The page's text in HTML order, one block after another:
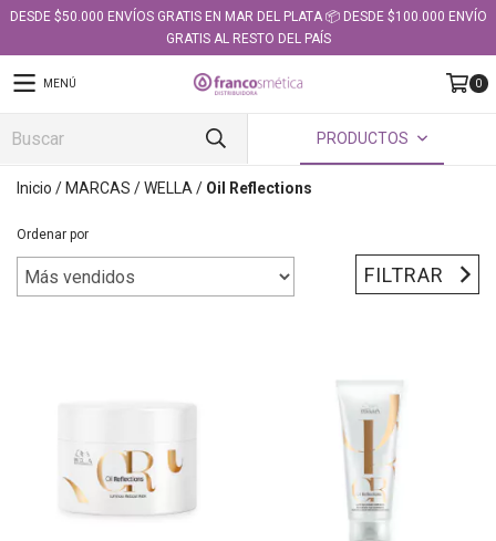
DESDE $50.000 ENVÍOS GRATIS EN MAR DEL PLATA 📦 DESDE $100.000 ENVÍO
GRATIS AL RESTO DEL PAÍS
MENÚ 0
PRODUCTOS
Inicio / MARCAS /WELLA / Oil Reflections
Ordenar por
FILTRAR